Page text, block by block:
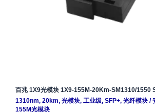
百兆 1X9光模块 1X9-155M-20Km-SM1310/1550
1310nm, 20km, 光模块, 工业级, SFP+, 光纤模块/
155M光模块